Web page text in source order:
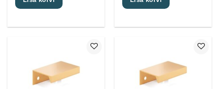
lemmikutesse
lemmikutesse